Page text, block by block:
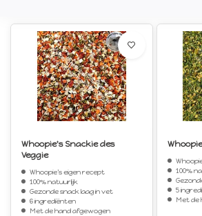
Whoopie's Snackie des
Veggie
Whoopie's eigen recept
100% natuurlijk
Gezonde snack laag in vet
6 ingrediënten
Met de hand afgewogen
100%
5
Met de